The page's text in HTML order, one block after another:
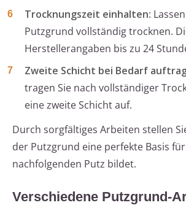
Trocknungszeit einhalten:
Putzgrund vollständig trocknen.
Herstellerangaben bis zu 24
Zweite Schicht bei Bedarf
tragen Sie nach vollständiger
eine zweite Schicht auf.
Durch sorgfältiges Arbeiten stellen
der Putzgrund eine perfekte Basis
nachfolgenden Putz bildet.
Verschiedene Putzgrund-